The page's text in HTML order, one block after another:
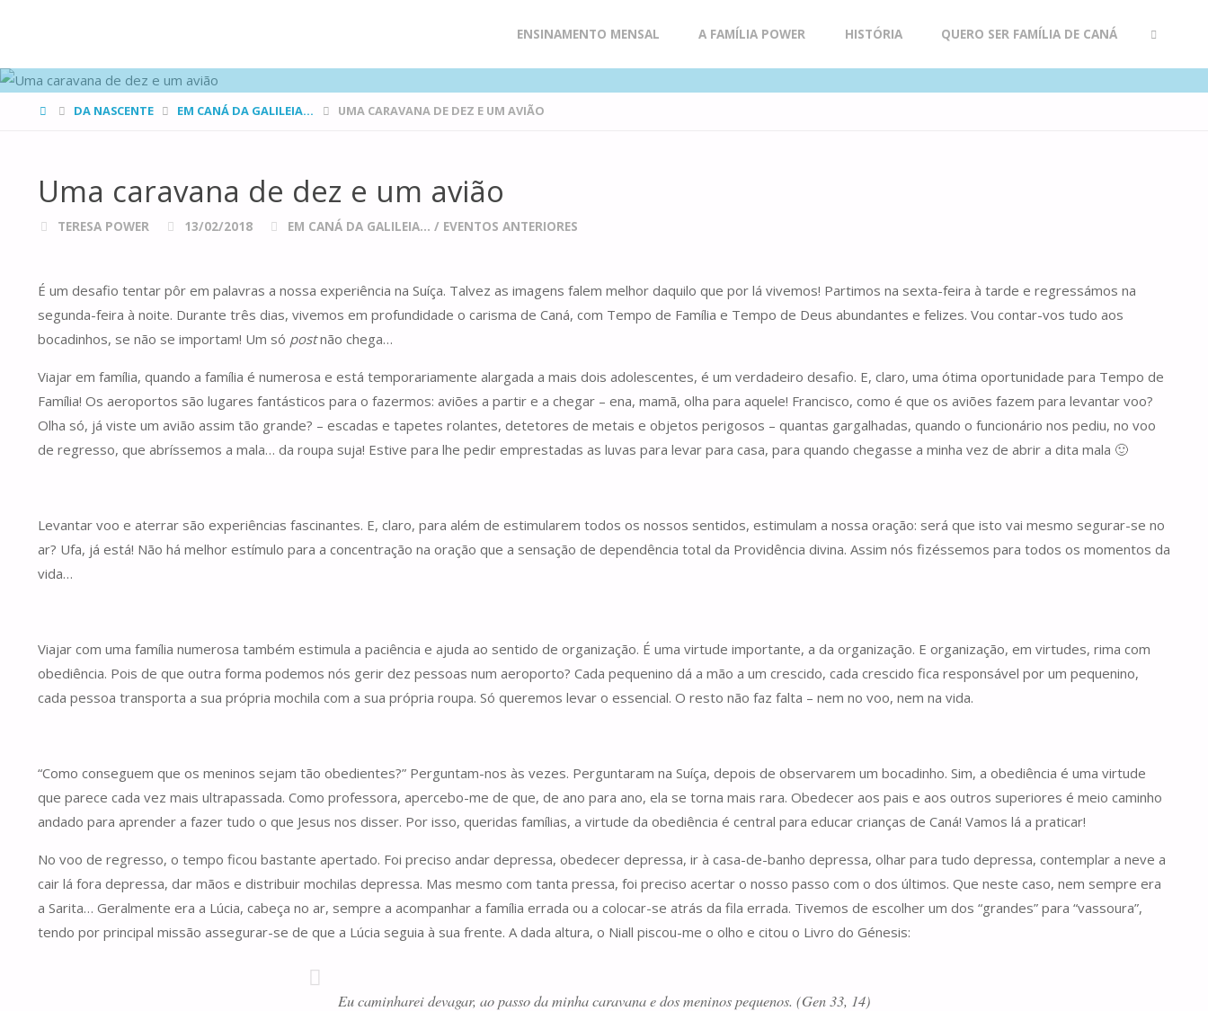
to
content
ENSINAMENTO MENSAL A FAMÍLIA POWER HISTÓRIA QUERO SER FAMÍLIA DE CANÁ
HOMEDA NASCENTE EM CANÁ DA GALILEIA... UMA CARAVANA DE DEZ E UM AVIÃO
Uma caravana de dez e um avião
TERESA POWER 13/02/2018 EM CANÁ DA GALILEIA... / EVENTOS ANTERIORES
É um desafio tentar pôr em palavras a nossa experiência na Suíça. Talvez as imagens falem melhor daquilo que por lá vivemos! Partimos na sexta-feira à tarde e regressámos na
segunda-feira à noite. Durante três dias, vivemos em profundidade o carisma de Caná, com Tempo de Família e Tempo de Deus abundantes e felizes. Vou contar-vos tudo aos
bocadinhos, se não se importam! Um só postnão chega…
Viajar em família, quando a família é numerosa e está temporariamente alargada a mais dois adolescentes, é um verdadeiro desafio. E, claro, uma ótima oportunidade para Tempo de
Família! Os aeroportos são lugares fantásticos para o fazermos: aviões a partir e a chegar – ena, mamã, olha para aquele! Francisco, como é que os aviões fazem para levantar voo?
Olha só, já viste um avião assim tão grande? – escadas e tapetes rolantes, detetores de metais e objetos perigosos – quantas gargalhadas, quando o funcionário nos pediu, no voo
de regresso, que abríssemos a mala… da roupa suja! Estive para lhe pedir emprestadas as luvas para levar para casa, para quando chegasse a minha vez de abrir a dita mala 🙂
Levantar voo e aterrar são experiências fascinantes. E, claro, para além de estimularem todos os nossos sentidos, estimulam a nossa oração: será que isto vai mesmo segurar-se no
ar? Ufa, já está! Não há melhor estímulo para a concentração na oração que a sensação de dependência total da Providência divina. Assim nós fizéssemos para todos os momentos da
vida…
Viajar com uma família numerosa também estimula a paciência e ajuda ao sentido de organização. É uma virtude importante, a da organização. E organização, em virtudes, rima com
obediência. Pois de que outra forma podemos nós gerir dez pessoas num aeroporto? Cada pequenino dá a mão a um crescido, cada crescido fica responsável por um pequenino,
cada pessoa transporta a sua própria mochila com a sua própria roupa. Só queremos levar o essencial. O resto não faz falta – nem no voo, nem na vida.
“Como conseguem que os meninos sejam tão obedientes?” Perguntam-nos às vezes. Perguntaram na Suíça, depois de observarem um bocadinho. Sim, a obediência é uma virtude
que parece cada vez mais ultrapassada. Como professora, apercebo-me de que, de ano para ano, ela se torna mais rara. Obedecer aos pais e aos outros superiores é meio caminho
andado para aprender a fazer tudo o que Jesus nos disser. Por isso, queridas famílias, a virtude da obediência é central para educar crianças de Caná! Vamos lá a praticar!
No voo de regresso, o tempo ficou bastante apertado. Foi preciso andar depressa, obedecer depressa, ir à casa-de-banho depressa, olhar para tudo depressa, contemplar a neve a
cair lá fora depressa, dar mãos e distribuir mochilas depressa. Mas mesmo com tanta pressa, foi preciso acertar o nosso passo com o dos últimos. Que neste caso, nem sempre era
a Sarita… Geralmente era a Lúcia, cabeça no ar, sempre a acompanhar a família errada ou a colocar-se atrás da fila errada. Tivemos de escolher um dos “grandes” para “vassoura”,
tendo por principal missão assegurar-se de que a Lúcia seguia à sua frente. A dada altura, o Niall piscou-me o olho e citou o Livro do Génesis:
Eu caminharei devagar, ao passo da minha caravana e dos meninos pequenos. (Gen 33, 14)